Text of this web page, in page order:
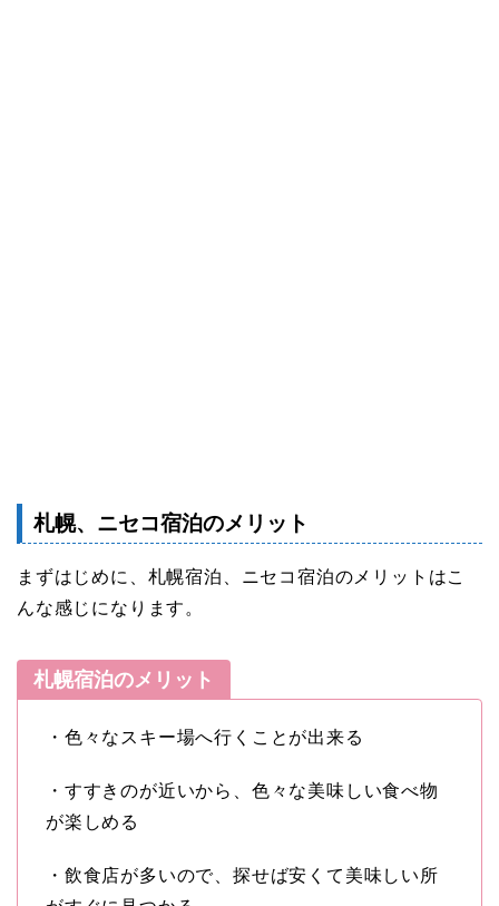
札幌、ニセコ宿泊のメリット
まずはじめに、札幌宿泊、ニセコ宿泊のメリットはこ
んな感じになります。
札幌宿泊のメリット
・色々なスキー場へ行くことが出来る
・すすきのが近いから、色々な美味しい食べ物
が楽しめる
・飲食店が多いので、探せば安くて美味しい所